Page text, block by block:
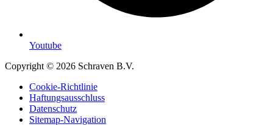
Youtube
Copyright © 2026 Schraven B.V.
Cookie-Richtlinie
Haftungsausschluss
Datenschutz
Sitemap-Navigation